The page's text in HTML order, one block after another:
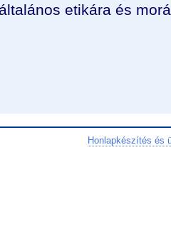
etikára és
Honlapkészítés és